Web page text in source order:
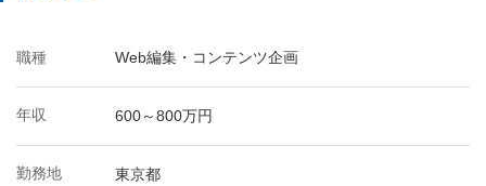
職種 Web編集・コンテンツ企画
年収 600～800万円
勤務地 東京都